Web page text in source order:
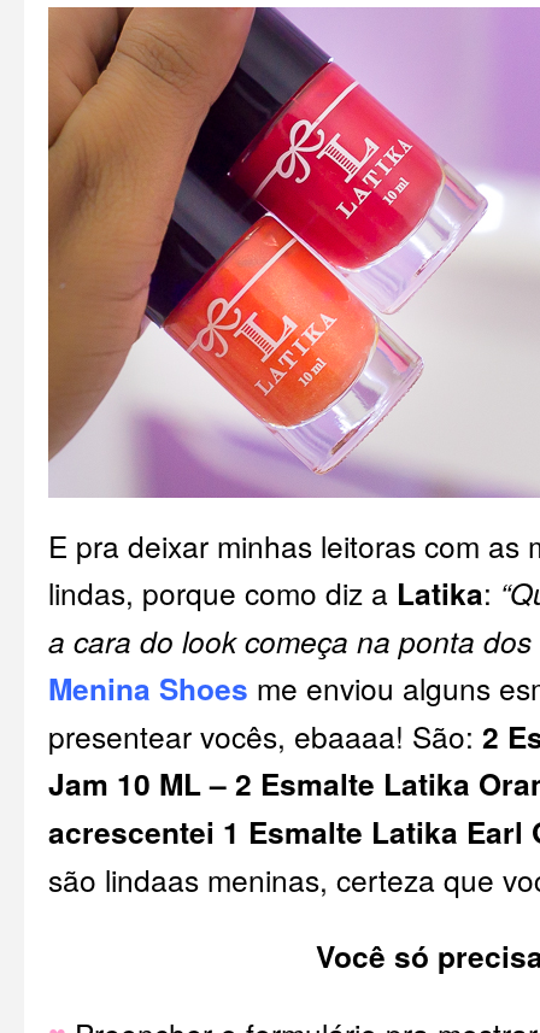
E pra deixar minhas leitoras com as
lindas, porque como diz a Latika:
a cara do look começa na ponta
Menina Shoes me enviou alguns
presentear vocês, ebaaaa! São: 2
Jam 10 ML – 2 Esmalte Latika
acrescentei 1 Esmalte Latika Earl
são lindaas meninas, certeza que
Você só